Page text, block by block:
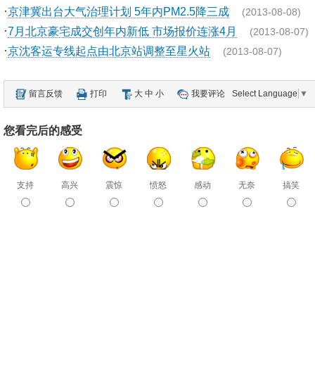
·京津冀出台大气治理计划 5年内PM2.5降三成 (2013-08-08)
·7月北京豪宅成交创年内新低 市场报价连涨4月 (2013-08-07)
·京沈客运专线起点由北京站调整至星火站 (2013-08-07)
留言反馈 打印 大 中 小 我要评论 Select Language ▼
您看完后的感受
支持 高兴 震惊 愤怒 感动 无奈 搞笑